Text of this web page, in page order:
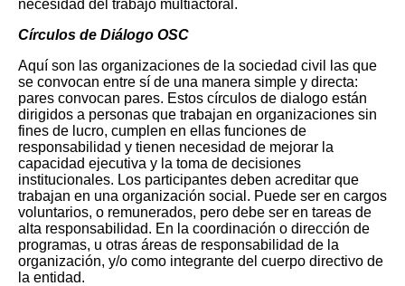
necesidad del trabajo multiactoral.
Círculos de Diálogo OSC
Aquí son las organizaciones de la sociedad civil las que
se convocan entre sí de una manera simple y directa:
pares convocan pares. Estos círculos de dialogo están
dirigidos a personas que trabajan en organizaciones sin
fines de lucro, cumplen en ellas funciones de
responsabilidad y tienen necesidad de mejorar la
capacidad ejecutiva y la toma de decisiones
institucionales. Los participantes deben acreditar que
trabajan en una organización social. Puede ser en cargos
voluntarios, o remunerados, pero debe ser en tareas de
alta responsabilidad. En la coordinación o dirección de
programas, u otras áreas de responsabilidad de la
organización, y/o como integrante del cuerpo directivo de
la entidad.